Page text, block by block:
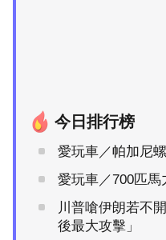
今日排行榜
愛玩車／帕加尼
愛玩車／700匹
川普嗆伊朗若不
後最大攻擊」